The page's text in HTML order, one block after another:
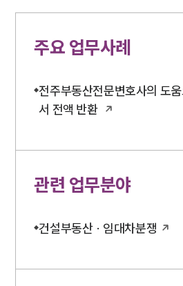
주요 업무사례
전주부동산전문변호사의 도
서 전액 반환
관련 업무분야
건설부동산 · 임대차분쟁